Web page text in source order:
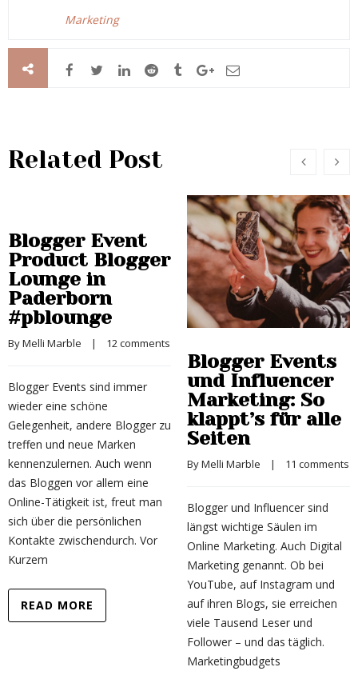
Marketing
Related Post
Blogger Event
Product Blogger
Lounge in
Paderborn
#pblounge
By Melli Marble
    |
12 comments
Blogger Events sind immer
wieder eine schöne
Gelegenheit, andere Blogger zu
treffen und neue Marken
kennenzulernen. Auch wenn
das Bloggen vor allem eine
Online-Tätigkeit ist, freut man
sich über die persönlichen
Kontakte zwischendurch. Vor
Kurzem
READ MORE
Blogger Events
und Influencer
Marketing: So
klappt’s für alle
Seiten
By Melli Marble
    |
11 comments
Blogger und Influencer sind
längst wichtige Säulen im
Online Marketing. Auch Digital
Marketing genannt. Ob bei
YouTube, auf Instagram und
auf ihren Blogs, sie erreichen
viele Tausend Leser und
Follower – und das täglich.
Marketingbudgets